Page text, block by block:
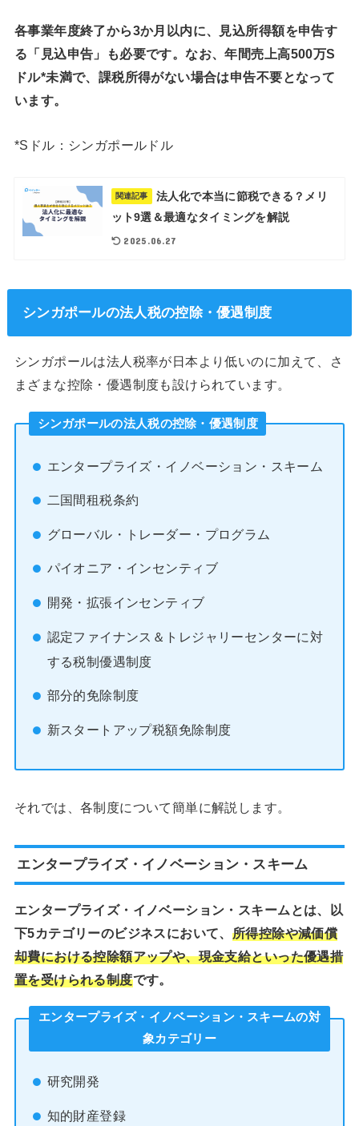
各事業年度終了から3か月以内に、見込所得額を申告す
る「見込申告」も必要です。なお、年間売上高500万S
ドル*未満で、課税所得がない場合は申告不要となって
います。
*Sドル：シンガポールドル
関連記事
法人化で本当に節税できる？メリ
ット9選＆最適なタイミングを解説
2025.06.27
シンガポールの法人税の控除・優遇制度
シンガポールは法人税率が日本より低いのに加えて、さ
まざまな控除・優遇制度も設けられています。
シンガポールの法人税の控除・優遇制度
エンタープライズ・イノベーション・スキーム
二国間租税条約
グローバル・トレーダー・プログラム
パイオニア・インセンティブ
開発・拡張インセンティブ
認定ファイナンス＆トレジャリーセンターに対
する税制優遇制度
部分的免除制度
新スタートアップ税額免除制度
それでは、各制度について簡単に解説します。
エンタープライズ・イノベーション・スキーム
エンタープライズ・イノベーション・スキームとは、以
下5カテゴリーのビジネスにおいて、 所得控除や減価償
却費における控除額アップや、現金支給といった優遇措
置を受けられる制度です。
エンタープライズ・イノベーション・スキームの対
象カテゴリー
研究開発
知的財産登録